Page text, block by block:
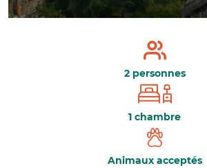
2 personnes
1 chambre
Animaux acceptés